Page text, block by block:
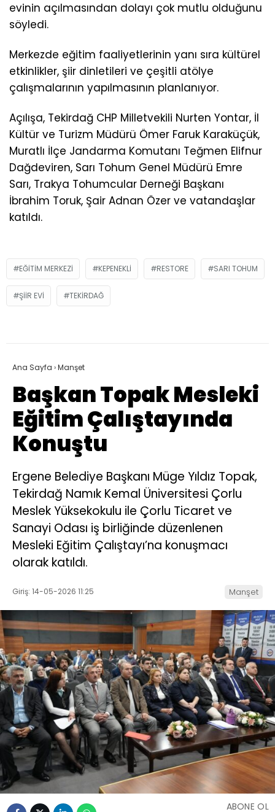
evinin açılmasından dolayı çok mutlu olduğunu
söyledi.
Merkezde eğitim faaliyetlerinin yanı sıra kültürel
etkinlikler, şiir dinletileri ve çeşitli atölye
çalışmalarının yapılmasının planlanıyor.
Açılışa, Tekirdağ CHP Milletvekili Nurten Yontar, İl
Kültür ve Turizm Müdürü Ömer Faruk Karaküçük,
Muratlı İlçe Jandarma Komutanı Teğmen Elifnur
Dağdeviren, Sarı Tohum Genel Müdürü Emre
Sarı, Trakya Tohumcular Derneği Başkanı
İbrahim Toruk, Şair Adnan Özer ve vatandaşlar
katıldı.
EĞITIM MERKEZI KEPENEKLI RESTORE SARI TOHUM
ŞIIR EVI TEKIRDAĞ
Ana Sayfa ›Manşet
Başkan Topak Mesleki
Eğitim Çalıştayında
Konuştu
Ergene Belediye Başkanı Müge Yıldız Topak,
Tekirdağ Namık Kemal Üniversitesi Çorlu
Meslek Yüksekokulu ile Çorlu Ticaret ve
Sanayi Odası iş birliğinde düzenlenen
Mesleki Eğitim Çalıştayı’na konuşmacı
olarak katıldı.
Giriş: 14-05-2026 11:25 Manşet
ABONE OL